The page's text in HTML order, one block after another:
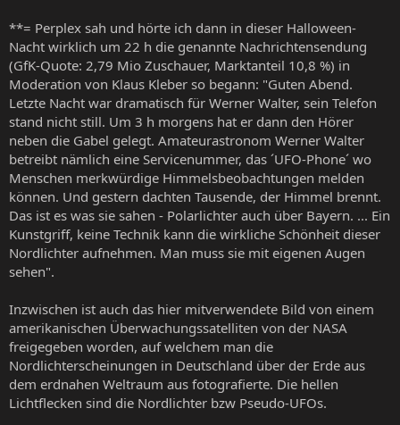
**= Perplex sah und hörte ich dann in dieser Halloween-
Nacht wirklich um 22 h die genannte Nachrichtensendung
(GfK-Quote: 2,79 Mio Zuschauer, Marktanteil 10,8 %) in
Moderation von Klaus Kleber so begann: "Guten Abend.
Letzte Nacht war dramatisch für Werner Walter, sein Telefon
stand nicht still. Um 3 h morgens hat er dann den Hörer
neben die Gabel gelegt. Amateurastronom Werner Walter
betreibt nämlich eine Servicenummer, das ´UFO-Phone´ wo
Menschen merkwürdige Himmelsbeobachtungen melden
können. Und gestern dachten Tausende, der Himmel brennt.
Das ist es was sie sahen - Polarlichter auch über Bayern. ... Ein
Kunstgriff, keine Technik kann die wirkliche Schönheit dieser
Nordlichter aufnehmen. Man muss sie mit eigenen Augen
sehen".
Inzwischen ist auch das hier mitverwendete Bild von einem
amerikanischen Überwachungssatelliten von der NASA
freigegeben worden, auf welchem man die
Nordlichterscheinungen in Deutschland über der Erde aus
dem erdnahen Weltraum aus fotografierte. Die hellen
Lichtflecken sind die Nordlichter bzw Pseudo-UFOs.